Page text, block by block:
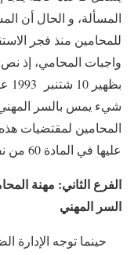
المسألة، و الحال أن
للمحامين منذ فجر
شيء يمس بالسر
المحامين لمقتضيات
عليها في المادة 60 من نفس الظهير
الفرع الثاني: مهنة
السر المهني
حينما توجه الإدارة